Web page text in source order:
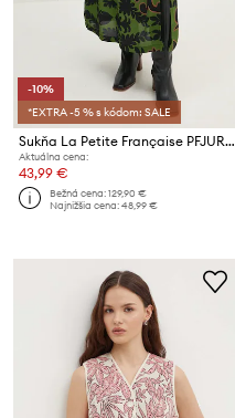
-10%
*EXTRA -5 % s kódom: SALE
Sukňa La Petite Française PFJURATOIRE
Aktuálna cena:
43,99 €
Bežná cena:129,90 €
Najnižšia cena:48,99 €